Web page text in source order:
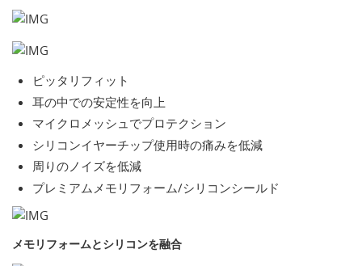
ピッタリフィット
耳の中での安定性を向上
マイクロメッシュでプロテクション
シリコンイヤーチップ使用時の痛みを低減
周りのノイズを低減
プレミアムメモリフォーム/シリコンシールド
メモリフォームとシリコンを融合